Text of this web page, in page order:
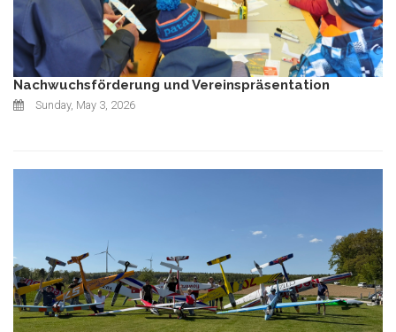
Nachwuchsförderung und Vereinspräsentation
Sunday, May 3, 2026